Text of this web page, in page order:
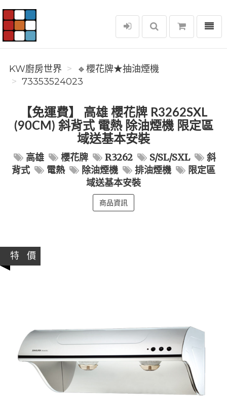
KW廚房世界
選單
KW廚房世界
🔹櫻花牌★抽油煙機
73353524023
【免運費】 高雄 櫻花牌 R3262SXL
(90CM) 斜背式 電熱 除油煙機 限定區
域送基本安裝
高雄 櫻花牌 R3262 S/SL/SXL
斜
背式
電熱 除油煙機 排油煙機
限定區
域送基本安裝
商品資訊
特 價